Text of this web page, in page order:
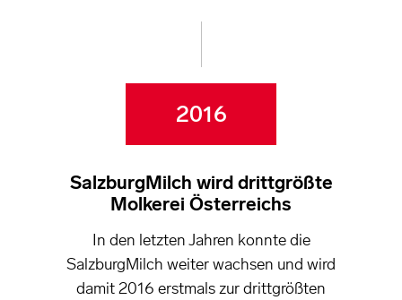
2016
SalzburgMilch wird drittgrößte
Molkerei Österreichs
In den letzten Jahren konnte die
SalzburgMilch weiter wachsen und wird
damit 2016 erstmals zur drittgrößten